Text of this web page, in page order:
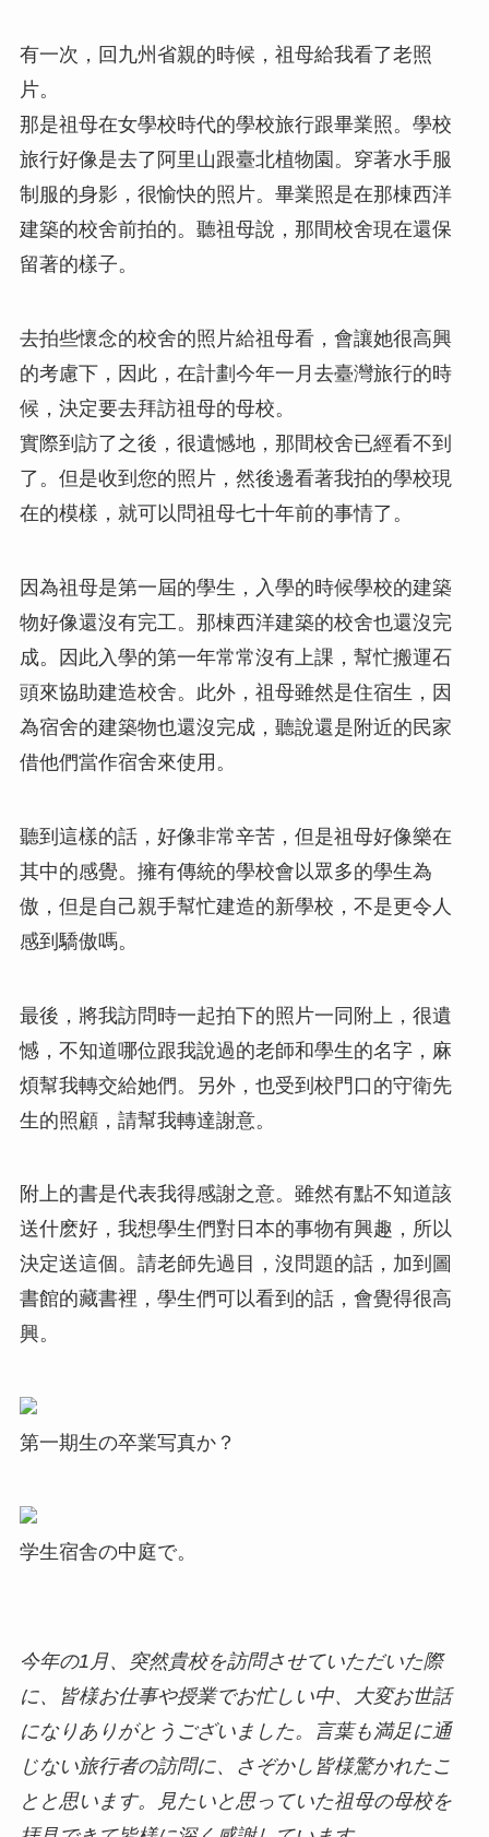
有一次，回九州省親的時候，祖母給我看了老照
片。
那是祖母在女學校時代的學校旅行跟畢業照。學校
旅行好像是去了阿里山跟臺北植物園。穿著水手服
制服的身影，很愉快的照片。畢業照是在那棟西洋
建築的校舍前拍的。聽祖母說，那間校舍現在還保
留著的樣子。
去拍些懷念的校舍的照片給祖母看，會讓她很高興
的考慮下，因此，在計劃今年一月去臺灣旅行的時
候，決定要去拜訪祖母的母校。
實際到訪了之後，很遺憾地，那間校舍已經看不到
了。但是收到您的照片，然後邊看著我拍的學校現
在的模樣，就可以問祖母七十年前的事情了。
因為祖母是第一屆的學生，入學的時候學校的建築
物好像還沒有完工。那棟西洋建築的校舍也還沒完
成。因此入學的第一年常常沒有上課，幫忙搬運石
頭來協助建造校舍。此外，祖母雖然是住宿生，因
為宿舍的建築物也還沒完成，聽說還是附近的民家
借他們當作宿舍來使用。
聽到這樣的話，好像非常辛苦，但是祖母好像樂在
其中的感覺。擁有傳統的學校會以眾多的學生為
傲，但是自己親手幫忙建造的新學校，不是更令人
感到驕傲嗎。
最後，將我訪問時一起拍下的照片一同附上，很遺
憾，不知道哪位跟我說過的老師和學生的名字，麻
煩幫我轉交給她們。另外，也受到校門口的守衛先
生的照顧，請幫我轉達謝意。
附上的書是代表我得感謝之意。雖然有點不知道該
送什麽好，我想學生們對日本的事物有興趣，所以
決定送這個。請老師先過目，沒問題的話，加到圖
書館的藏書裡，學生們可以看到的話，會覺得很高
興。
第一期生の卒業写真か？
学生宿舎の中庭で。
今年の1月、突然貴校を訪問させていただいた際
に、皆様お仕事や授業でお忙しい中、大変お世話
になりありがとうございました。言葉も満足に通
じない旅行者の訪問に、さぞかし皆様驚かれたこ
とと思います。見たいと思っていた祖母の母校を